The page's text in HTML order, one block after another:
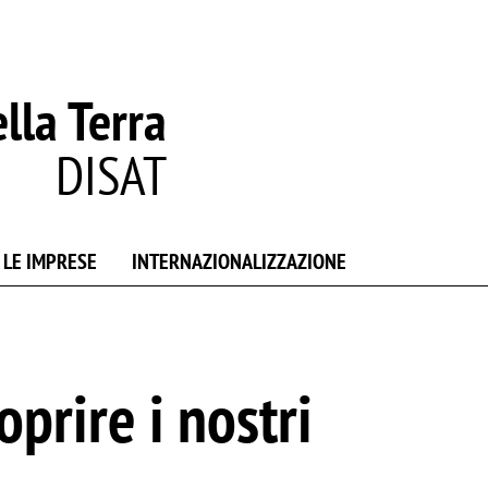
Terra
DISAT
IMPRESE INTERNAZIONALIZZAZIONE
i nostri